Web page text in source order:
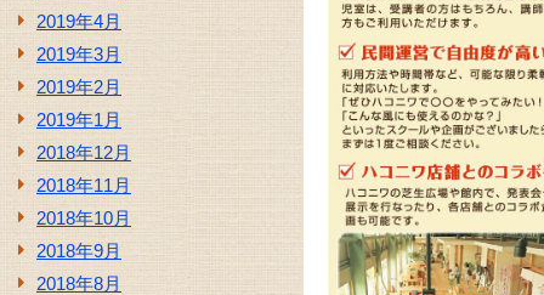
2019年4月
2019年3月
2019年2月
2019年1月
2018年12月
2018年11月
2018年10月
2018年9月
2018年8月